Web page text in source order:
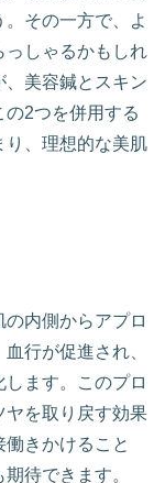
その一方で、よ
っしゃるかもしれ
、美容鍼とスキン
2つを併用する
り、理想的な美肌
内側からアプロ
行が促進され、
ます。このプロ
ヤを取り戻す効果
きかけること
待できます。